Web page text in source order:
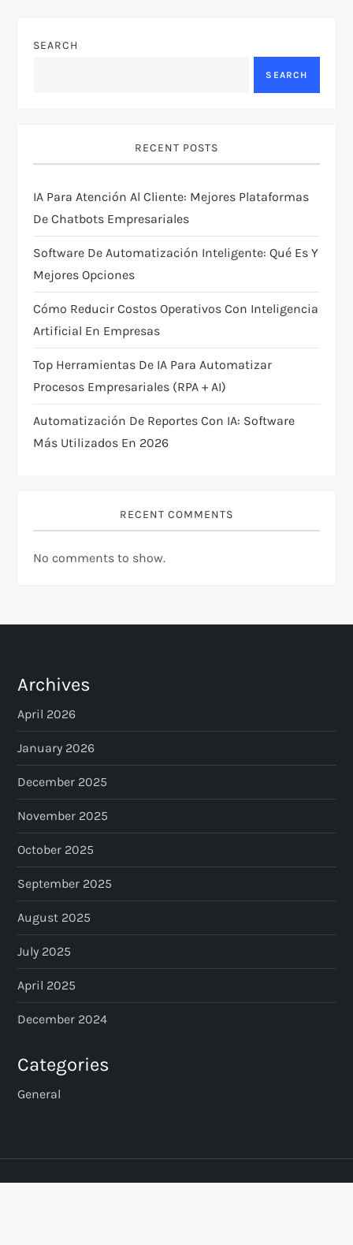
a
a
t
i
o
n
SEARCH
SEARCH
RECENT POSTS
IA Para Atención Al Cliente: Mejores Plataformas
De Chatbots Empresariales
Software De Automatización Inteligente: Qué Es Y
Mejores Opciones
Cómo Reducir Costos Operativos Con Inteligencia
Artificial En Empresas
Top Herramientas De IA Para Automatizar
Procesos Empresariales (RPA + AI)
Automatización De Reportes Con IA: Software
Más Utilizados En 2026
RECENT COMMENTS
No comments to show.
Archives
April 2026
January 2026
December 2025
November 2025
October 2025
September 2025
August 2025
July 2025
April 2025
December 2024
Categories
General